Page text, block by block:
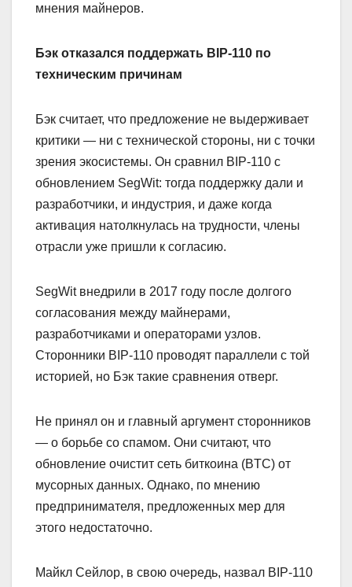
мнения майнеров.
Бэк отказался поддержать BIP-110 по
техническим причинам
Бэк считает, что предложение не выдерживает
критики — ни с технической стороны, ни с точки
зрения экосистемы. Он сравнил BIP-110 с
обновлением SegWit: тогда поддержку дали и
разработчики, и индустрия, и даже когда
активация натолкнулась на трудности, члены
отрасли уже пришли к согласию.
SegWit внедрили в 2017 году после долгого
согласования между майнерами,
разработчиками и операторами узлов.
Сторонники BIP-110 проводят параллели с той
историей, но Бэк такие сравнения отверг.
Не принял он и главный аргумент сторонников
— о борьбе со спамом. Они считают, что
обновление очистит сеть биткоина (BTC) от
мусорных данных. Однако, по мнению
предпринимателя, предложенных мер для
этого недостаточно.
Майкл Сейлор, в свою очередь, назвал BIP-110